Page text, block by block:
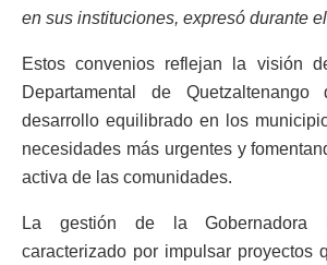
en sus instituciones, expresó durante
Estos convenios reflejan la visión
Departamental de
desarrollo equilibrado en los
necesidades más urgentes y
activa de las comunidades.
La gestión de la Gobernadora
caracterizado por impulsar proyectos